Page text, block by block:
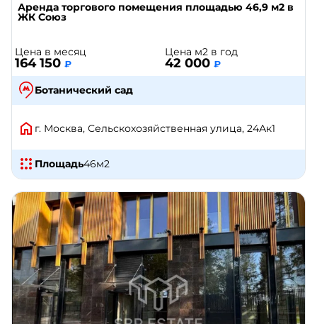
Аренда торгового помещения площадью 46,9 м2 в
ЖК Союз
Цена в месяц
164 150 ₽
Цена м2 в год
42 000 ₽
Ботанический сад
г. Москва, Сельскохозяйственная улица, 24Ак1
Площадь46м2